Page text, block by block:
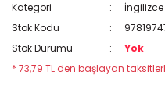
Kategori İngilizce
Stok Kodu
Stok Durumu
Yok
* 73,79 TL den başlayan